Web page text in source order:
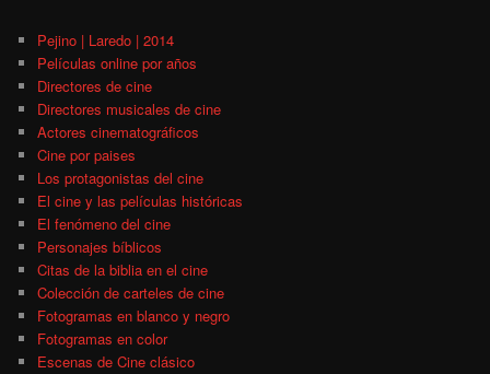
Pejino | Laredo | 2014
Películas online por años
Directores de cine
Directores musicales de cine
Actores cinematográficos
Cine por paises
Los protagonistas del cine
El cine y las películas históricas
El fenómeno del cine
Personajes bíblicos
Citas de la biblia en el cine
Colección de carteles de cine
Fotogramas en blanco y negro
Fotogramas en color
Escenas de Cine clásico